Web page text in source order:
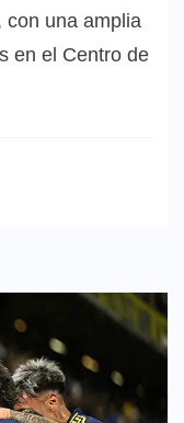
con una amplia
en el Centro de